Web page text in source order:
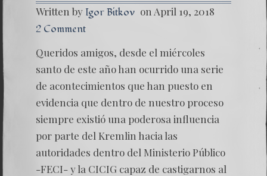
Written by Igor Bitkov on April 19, 2018
2 Comment
Queridos amigos, desde el miércoles
santo de este año han ocurrido una serie
de acontecimientos que han puesto en
evidencia que dentro de nuestro proceso
siempre existió una poderosa influencia
por parte del Kremlin hacia las
autoridades dentro del Ministerio Público
-FECI- y la CICIG capaz de castigarnos al